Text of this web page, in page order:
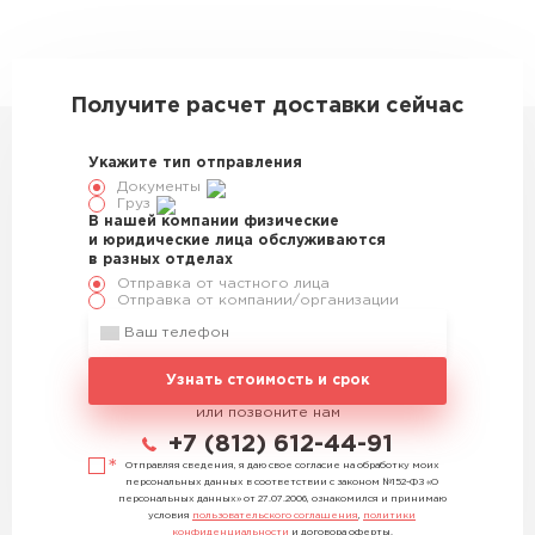
Получите расчет доставки сейчас
Укажите тип отправления
Документы
Груз
В нашей компании физические
и юридические лица обслуживаются
в разных отделах
Отправка от частного лица
Отправка от компании/организации
Узнать стоимость и срок
или позвоните нам
+7 (812) 612-44-91
Отправляя сведения, я даю свое согласие на обработку моих
персональных данных в соответствии с законом №152-ФЗ «О
персональных данных» от 27.07.2006, ознакомился и принимаю
условия пользовательского соглашения
политики
конфиденциальности и договора оферты.